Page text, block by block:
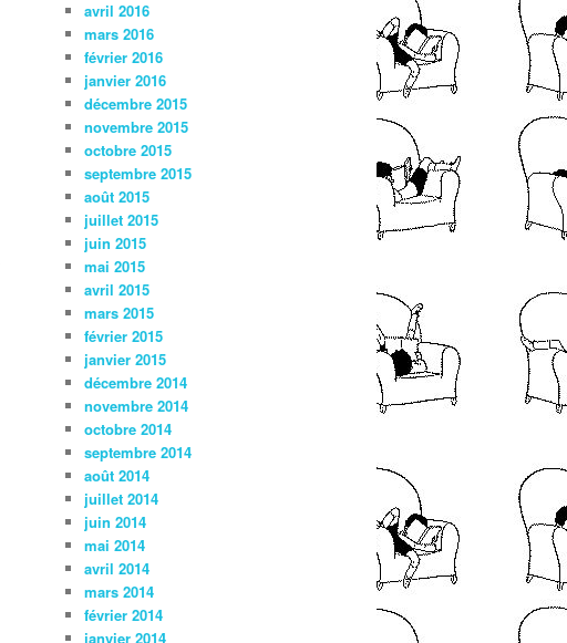
avril 2016
mars 2016
février 2016
janvier 2016
décembre 2015
novembre 2015
octobre 2015
septembre 2015
août 2015
juillet 2015
juin 2015
mai 2015
avril 2015
mars 2015
février 2015
janvier 2015
décembre 2014
novembre 2014
octobre 2014
septembre 2014
août 2014
juillet 2014
juin 2014
mai 2014
avril 2014
mars 2014
février 2014
janvier 2014